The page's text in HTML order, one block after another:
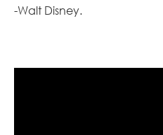
-Walt Disney.